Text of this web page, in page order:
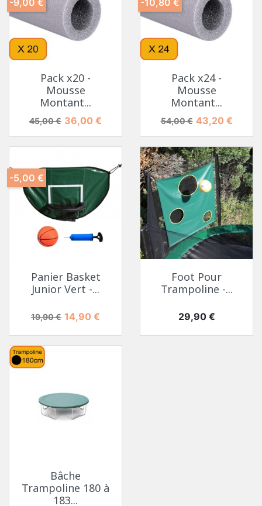
Pack x20 -
Mousse
Montant...
Prix de base
45,00 € Prix
36,00 €
Pack x24 -
Mousse
Montant...
Prix de base
54,00 € Prix
43,20 €
Panier Basket
Junior Vert -...
Prix de base
19,90 € Prix
14,90 €
-5,00 €
Foot Pour
Trampoline -...
Prix
29,90 €
Bâche
Trampoline 180 à
183...